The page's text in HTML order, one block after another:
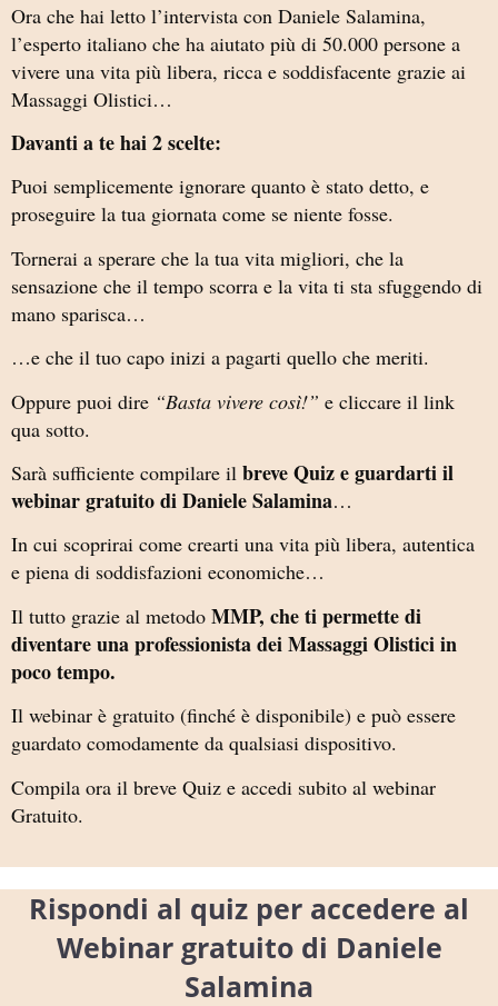
Ora che hai letto l’intervista con Daniele Salamina,
l’esperto italiano che ha aiutato più di 50.000 persone a
vivere una vita più libera, ricca e soddisfacente grazie ai
Massaggi Olistici…
Davanti a te hai 2 scelte:
Puoi semplicemente ignorare quanto è stato detto, e
proseguire la tua giornata come se niente fosse.
Tornerai a sperare che la tua vita migliori, che la
sensazione che il tempo scorra e la vita ti sta sfuggendo di
mano sparisca…
…e che il tuo capo inizi a pagarti quello che meriti.
Oppure puoi dire “Basta vivere così!” e cliccare il link
qua sotto.
Sarà sufficiente compilare il breve Quiz e guardarti il
webinar gratuito di Daniele Salamina…
In cui scoprirai come crearti una vita più libera, autentica
e piena di soddisfazioni economiche…
Il tutto grazie al metodo MMP, che ti permette di
diventare una professionista dei Massaggi Olistici in
poco tempo.
Il webinar è gratuito (finché è disponibile) e può essere
guardato comodamente da qualsiasi dispositivo.
Compila ora il breve Quiz e accedi subito al webinar
Gratuito.
Rispondi al quiz per accedere al
Webinar gratuito di Daniele
Salamina